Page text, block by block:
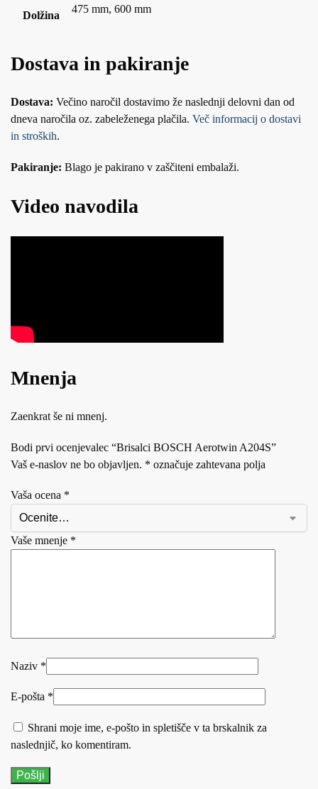
Dolžina
475 mm, 600 mm
Dostava in pakiranje
Dostava: Večino naročil dostavimo že naslednji delovni dan od
dneva naročila oz. zabeleženega plačila. Več informacij o dostavi
in stroških.
Pakiranje: Blago je pakirano v zaščiteni embalaži.
Video navodila
Mnenja
Zaenkrat še ni mnenj.
Bodi prvi ocenjevalec “Brisalci BOSCH Aerotwin A204S”
Vaš e-naslov ne bo objavljen. * označuje zahtevana polja
Vaša ocena *
Vaše mnenje *
Naziv *
E-pošta *
Shrani moje ime, e-pošto in spletišče v ta brskalnik za
naslednjič, ko komentiram.